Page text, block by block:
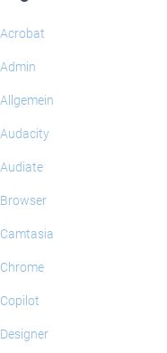
Acrobat
Admin
Allgemein
Audacity
Audiate
Browser
Camtasia
Chrome
Copilot
Designer